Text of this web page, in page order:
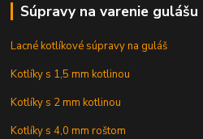
Súpravy na varenie gulášu
Lacné kotlíkové súpravy na guláš
Kotlíky s 1,5 mm kotlinou
Kotlíky s 2 mm kotlinou
Kotlíky s 4,0 mm roštom